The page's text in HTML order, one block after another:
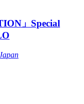
」Special